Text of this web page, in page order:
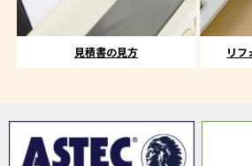
見積書の見方 リフ